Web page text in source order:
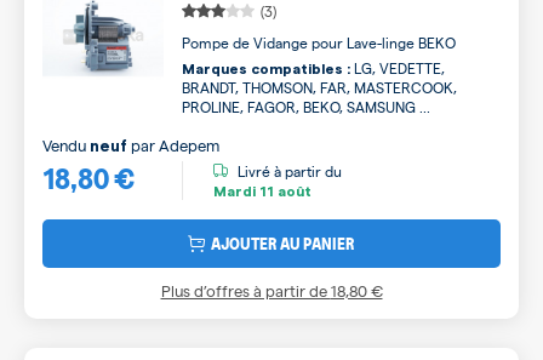
(3)
Pompe de Vidange pour Lave-linge BEKO
Marques compatibles : LG, VEDETTE,
BRANDT, THOMSON, FAR, MASTERCOOK,
PROLINE, FAGOR, BEKO, SAMSUNG ...
18,80 €
Vendu neuf parAdepem
Livré à partir du
Mardi 11 août
AJOUTER AU PANIER
Plus d’offres à partir de18,80 €